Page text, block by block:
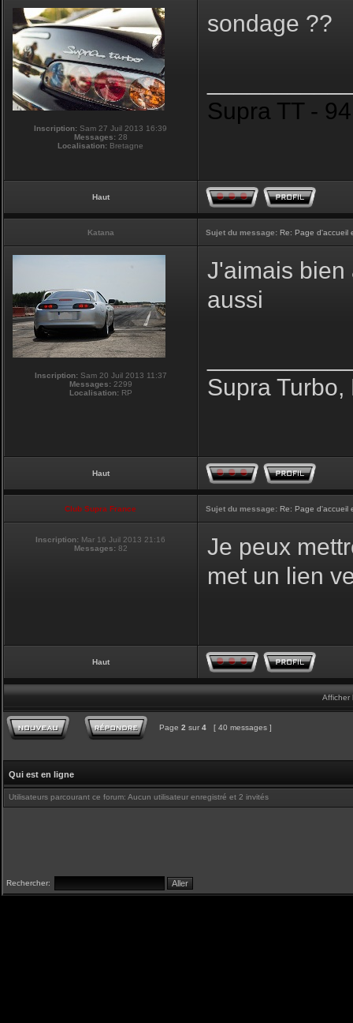
Inscription: Sam 27 Juil 2013 16:39
Messages: 28
Localisation: Bretagne
sondage ??
Supra TT -
Haut
Katana Sujet du message: Re: Page d'accueil
Inscription: Sam 20 Juil 2013 11:37
Messages: 2299
Localisation: RP
J'aimais bien
aussi
Supra Turbo,
Haut
Club Supra France Sujet du message: Re: Page d'accueil
Inscription: Mar 16 Juil 2013 21:16
Messages: 82
Je peux
met un lien
Haut
Afficher
Page 2 sur 4 [ 40 messages ]
Qui est en ligne
Utilisateurs parcourant ce forum: Aucun utilisateur enregistré et 2 invités
Rechercher: